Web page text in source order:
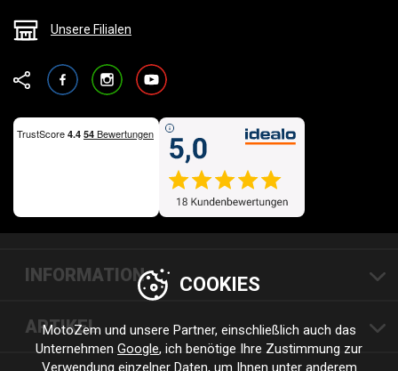
Unsere Filialen
FacebookInstagramYouTube
INFORMATION
ARTIKEL
COOKIES
MotoZem und unsere Partner, einschließlich auch das
Unternehmen Google, ich benötige Ihre Zustimmung zur
Verwendung einzelner Daten, um Ihnen unter anderem